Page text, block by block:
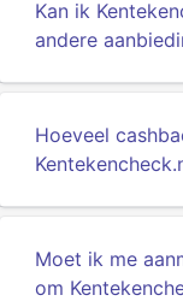
Kan ik
andere
Hoeveel
Moet ik me
om